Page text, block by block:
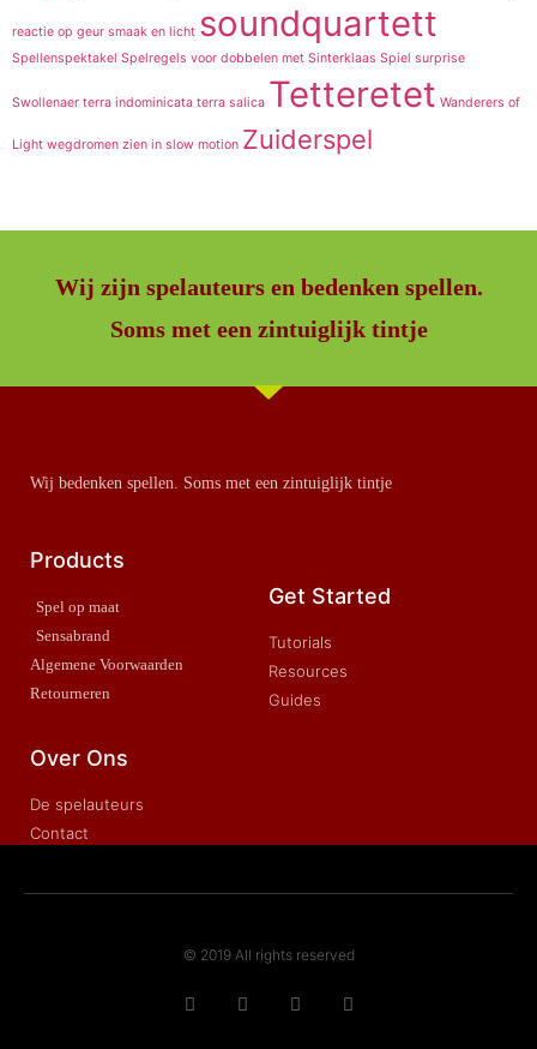
reactie op geur smaak en licht soundquartett
Spellenspektakel Spelregels voor dobbelen met Sinterklaas Spiel surprise
Swollenaer terra indominicata terra salica Tetteretet Wanderers of
Light wegdromen zien in slow motion Zuiderspel
Wij zijn spelauteurs en bedenken spellen.
Soms met een zintuiglijk tintje
Wij bedenken spellen. Soms met een zintuiglijk tintje
Products
Spel op maat
Sensabrand
Algemene Voorwaarden
Retourneren
Get Started
Tutorials
Resources
Guides
Over Ons
De spelauteurs
Contact
© 2019 All rights reserved